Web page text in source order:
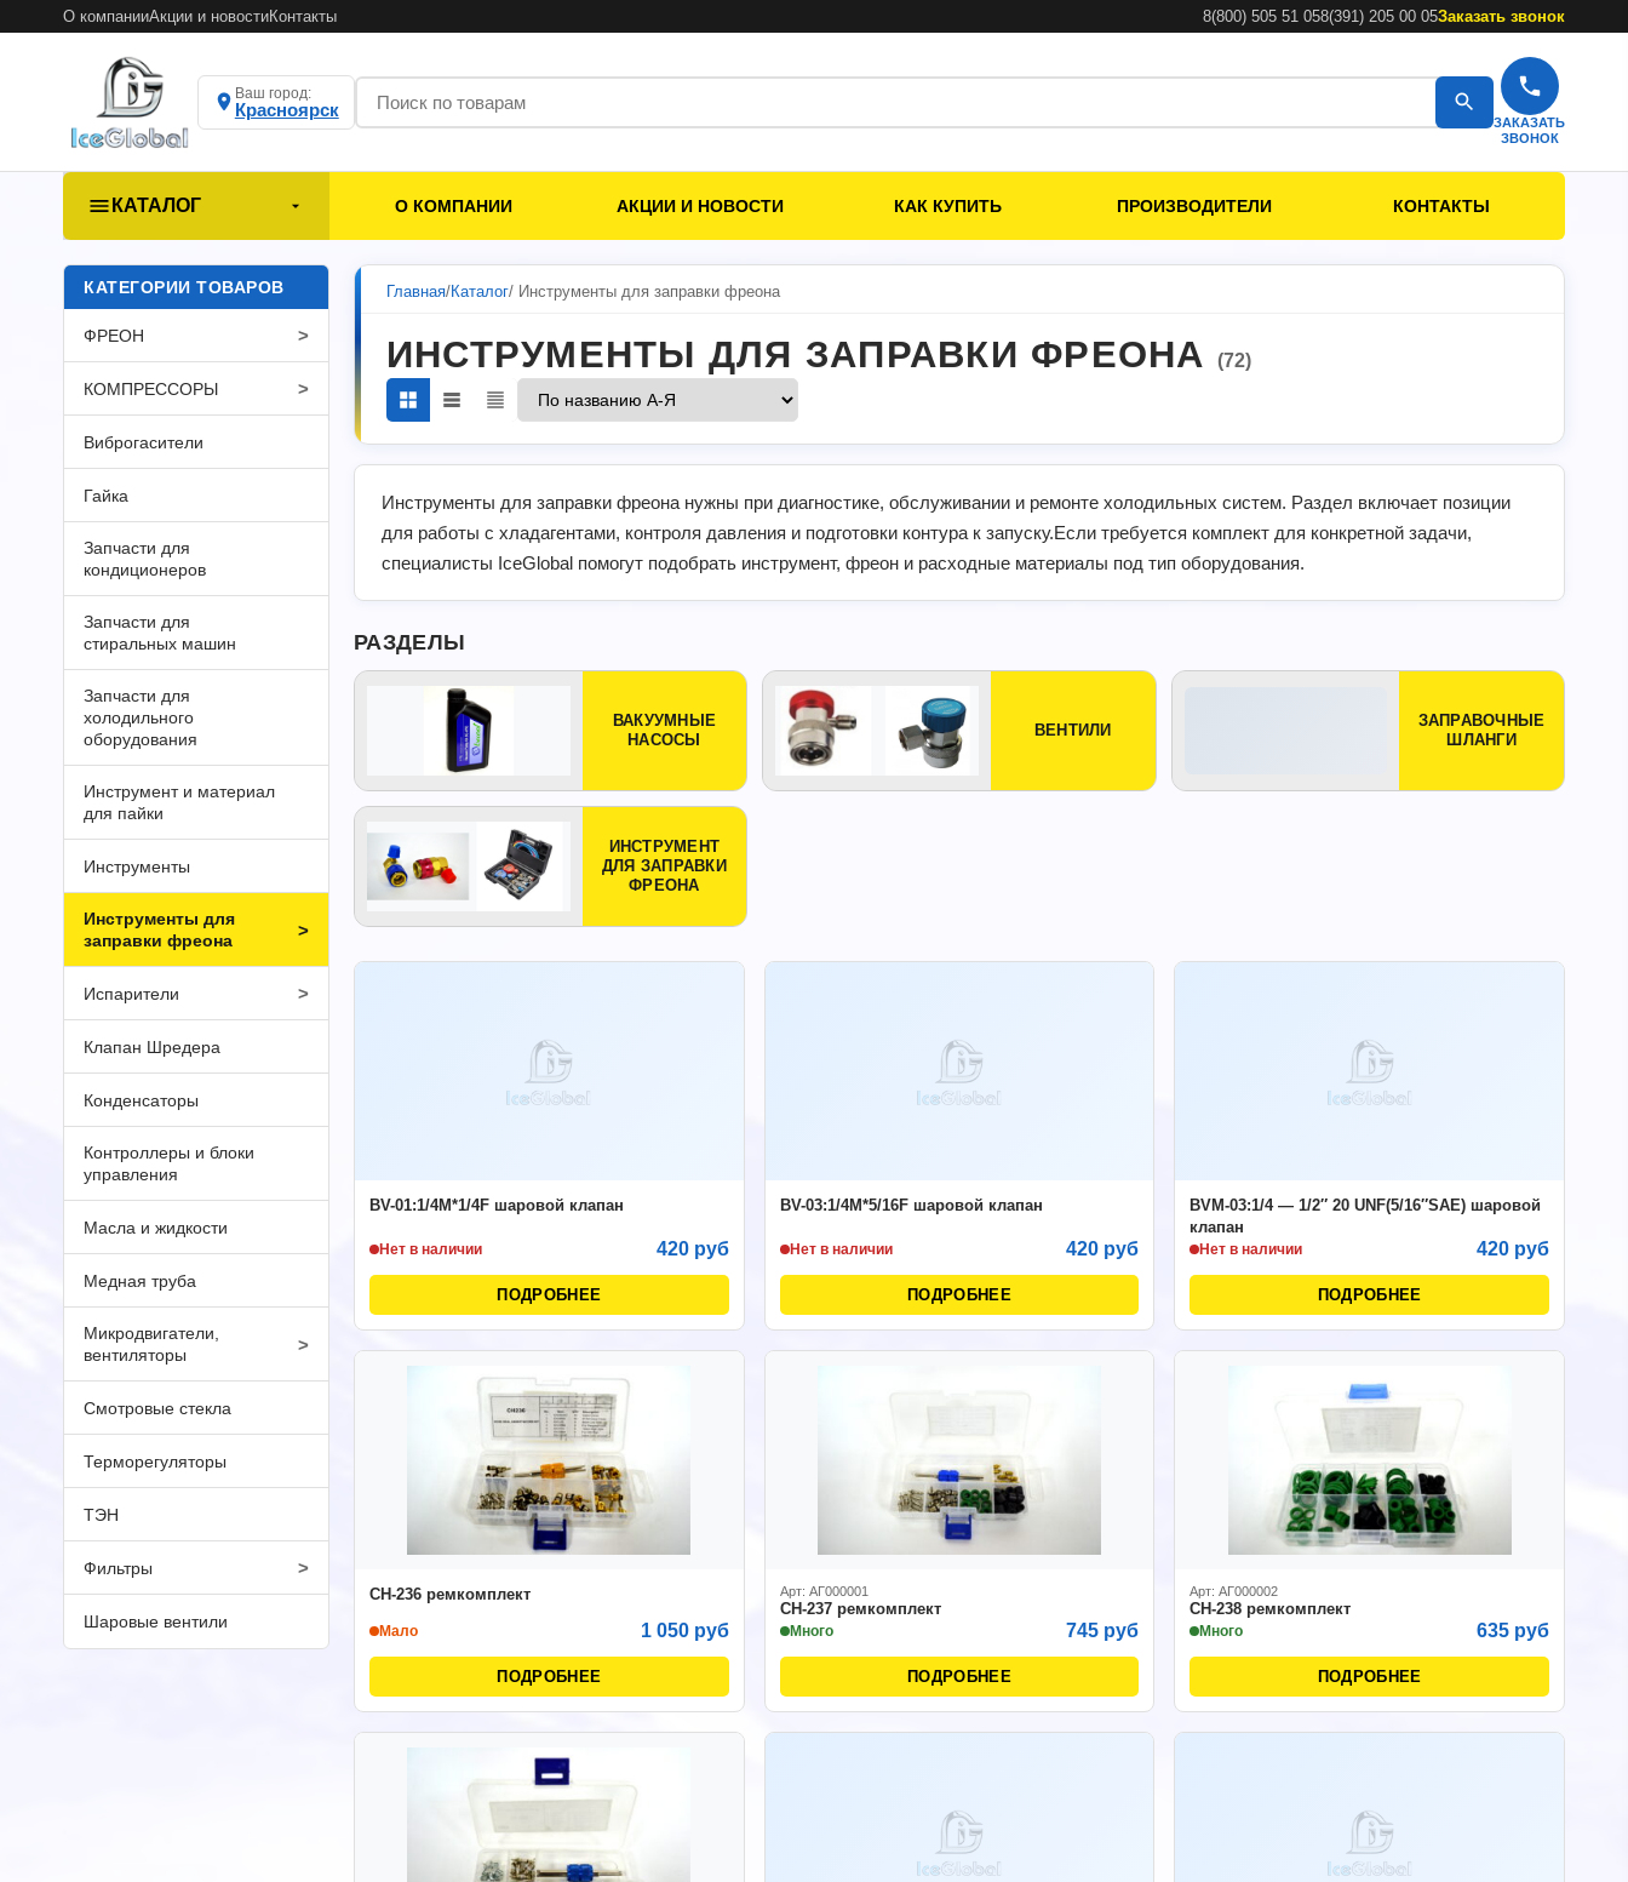
О компанииАкции и новостиКонтакты 8(800) 505 51 058(391) 205 00 05Заказать звонок
Ваш город:
Красноярск
ЗАКАЗАТЬ
ЗВОНОК
КАТАЛОГ О КОМПАНИИ АКЦИИ И НОВОСТИ КАК КУПИТЬ ПРОИЗВОДИТЕЛИ КОНТАКТЫ
КАТЕГОРИИ ТОВАРОВ
ФРЕОН >
КОМПРЕССОРЫ >
Виброгасители
Гайка
Запчасти для
кондиционеров
Запчасти для
стиральных машин
Запчасти для
холодильного
оборудования
Инструмент и материал
для пайки
Инструменты
Инструменты для
заправки фреона
>
Испарители >
Клапан Шредера
Конденсаторы
Контроллеры и блоки
управления
Масла и жидкости
Медная труба
Микродвигатели,
вентиляторы
>
Смотровые стекла
Терморегуляторы
ТЭН
Фильтры >
Шаровые вентили
Главная/Каталог/ Инструменты для заправки фреона
ИНСТРУМЕНТЫ ДЛЯ ЗАПРАВКИ ФРЕОНА (72)
Инструменты для заправки фреона нужны при диагностике, обслуживании и ремонте холодильных систем. Раздел включает позиции
для работы с хладагентами, контроля давления и подготовки контура к запуску.Если требуется комплект для конкретной задачи,
специалисты IceGlobal помогут подобрать инструмент, фреон и расходные материалы под тип оборудования.
РАЗДЕЛЫ
ВАКУУМНЫЕ
НАСОСЫ
ВЕНТИЛИ
ЗАПРАВОЧНЫЕ
ШЛАНГИ
ИНСТРУМЕНТ
ДЛЯ ЗАПРАВКИ
ФРЕОНА
BV-01:1/4M*1/4F шаровой клапан
Нет в наличии 420 руб
ПОДРОБНЕЕ
BV-03:1/4M*5/16F шаровой клапан
Нет в наличии 420 руб
ПОДРОБНЕЕ
BVM-03:1/4 — 1/2″ 20 UNF(5/16″SAE) шаровой
клапан
Нет в наличии 420 руб
ПОДРОБНЕЕ
CH-236 ремкомплект
Мало 1 050 руб
ПОДРОБНЕЕ
Арт: АГ000001
CH-237 ремкомплект
Много 745 руб
ПОДРОБНЕЕ
Арт: АГ000002
CH-238 ремкомплект
Много 635 руб
ПОДРОБНЕЕ